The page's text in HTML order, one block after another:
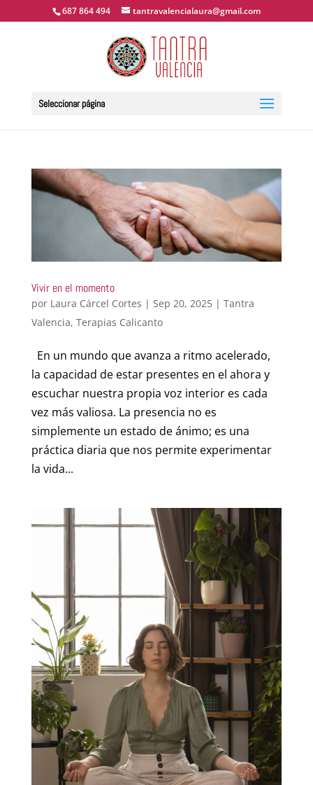
687 864 494 tantravalencialaura@gmail.com
Seleccionar página
Vivir en el momento
por Laura Cárcel Cortes | Sep 20, 2025| Tantra
Valencia, Terapias Calicanto
En un mundo que avanza a ritmo acelerado,
la capacidad de estar presentes en el ahora y
escuchar nuestra propia voz interior es cada
vez más valiosa. La presencia no es
simplemente un estado de ánimo; es una
práctica diaria que nos permite experimentar
la vida...